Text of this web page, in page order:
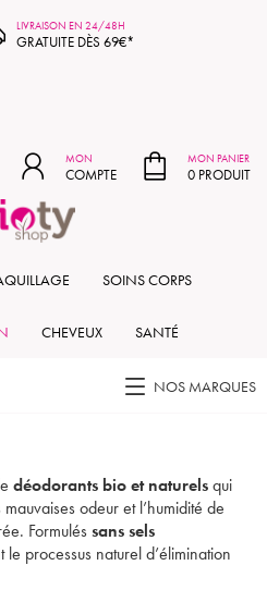
LIVRAISON EN 24/48H
GRATUITE DÈS 69€*
MON
COMPTE
MON PANIER
0 PRODUIT
SOINS CORPS
CHEVEUX SANTÉ
NOS MARQUES
déodorants bio et naturelsqui
odeur et l’humidité de
Formuléssans sels
le processus naturel d’élimination
MON PANIER